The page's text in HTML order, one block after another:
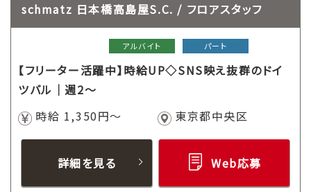
schmatz 日本橋高島屋S.C. / フロアスタッフ
アルバイト パート
【フリーター活躍中】時給UP◇SNS映え抜群のドイ
ツバル｜週2～
時給 1,350円～
東京都中央区
詳細を見る Web応募